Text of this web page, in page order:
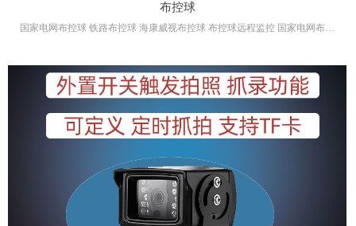
布控球
国家电网布控球 铁路布控球 海康威视布控球 布控球远程监控 国家电网布控